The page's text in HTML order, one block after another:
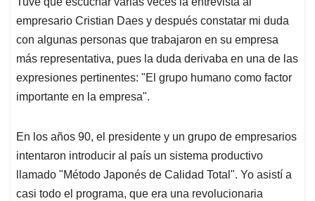
s
A
p
p
b
o
o
k
e
d
I
n
l
a
d
s
empresario Cristian Daes y después constatar mi duda
con algunas personas que trabajaron en su empresa
más representativa, pues la duda derivaba en una de las
expresiones pertinentes: "El grupo humano como factor
importante en la empresa".
En los años 90, el presidente y un grupo de empresarios
intentaron introducir al país un sistema productivo
llamado "Método Japonés de Calidad Total". Yo asistí a
casi todo el programa, que era una revolucionaria